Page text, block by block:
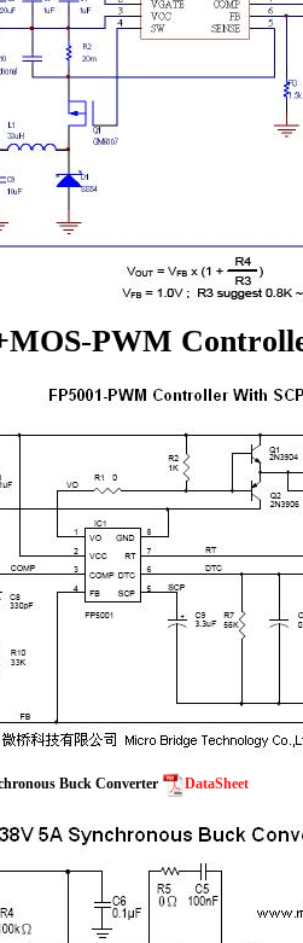
-PWM
Buck Converter DataSheet